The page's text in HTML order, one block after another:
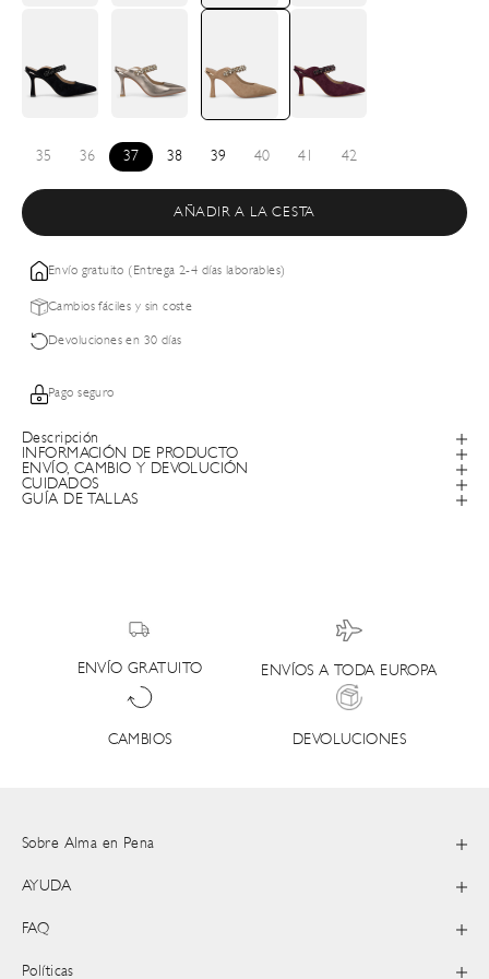
35 36 37 38 39 40 41 42
AÑADIR A LA CESTA
Envío gratuito (Entrega 2-4 días laborables)
Cambios fáciles y sin coste
Devoluciones en 30 días
Pago seguro
Descripción
INFORMACIÓN DE PRODUCTO
ENVÍO, CAMBIO Y DEVOLUCIÓN
CUIDADOS
GUÍA DE TALLAS
ENVÍO GRATUITO ENVÍOS A TODA EUROPA
CAMBIOS DEVOLUCIONES
Sobre Alma en Pena
AYUDA
FAQ
Políticas